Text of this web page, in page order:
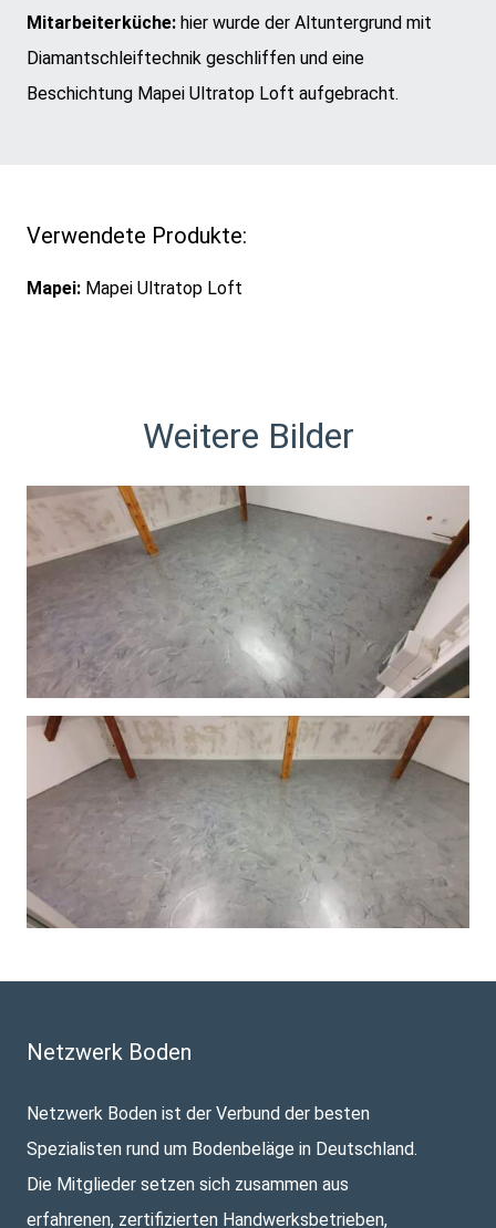
Mitarbeiterküche: hier wurde der Altuntergrund mit
Diamantschleiftechnik geschliffen und eine
Beschichtung Mapei Ultratop Loft aufgebracht.
Verwendete Produkte:
Mapei: Mapei Ultratop Loft
Weitere Bilder
Netzwerk Boden
Netzwerk Boden ist der Verbund der besten
Spezialisten rund um Bodenbeläge in Deutschland.
Die Mitglieder setzen sich zusammen aus
erfahrenen, zertifizierten Handwerksbetrieben,